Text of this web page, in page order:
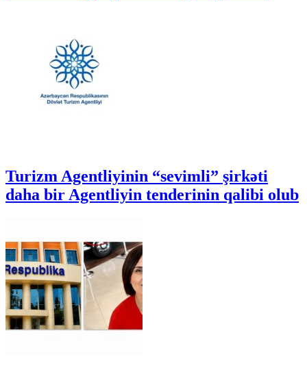
Turizm Agentliyinin “sevimli” şirkəti
daha bir Agentliyin tenderinin qalibi olub